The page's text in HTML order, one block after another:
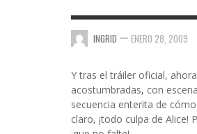
ENSERIADA!
EVDG
FAR OUT
GIMME SUGAR
INGRID — ENERO 28, 2009
Y tras el tráiler oficial,
acostumbradas, con
secuencia enterita de
claro, ¡todo culpa de